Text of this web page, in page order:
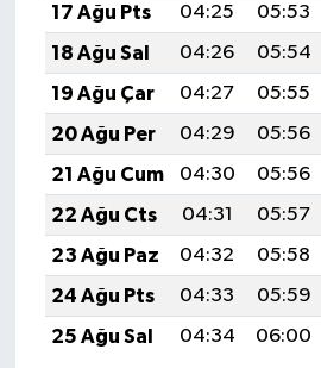
17 Ağu Pts
04:25 05:53
18 Ağu Sal
04:26 05:54
19 Ağu Çar
04:27 05:55
20 Ağu Per
04:29 05:56
21 Ağu Cum
04:30 05:56
22 Ağu Cts
04:31 05:57
23 Ağu Paz
04:32 05:58
24 Ağu Pts
04:33 05:59
25 Ağu Sal
04:34 06:00